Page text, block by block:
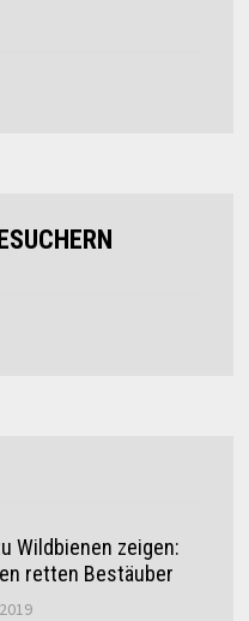
Wildbienen zeigen:
retten Bestäuber